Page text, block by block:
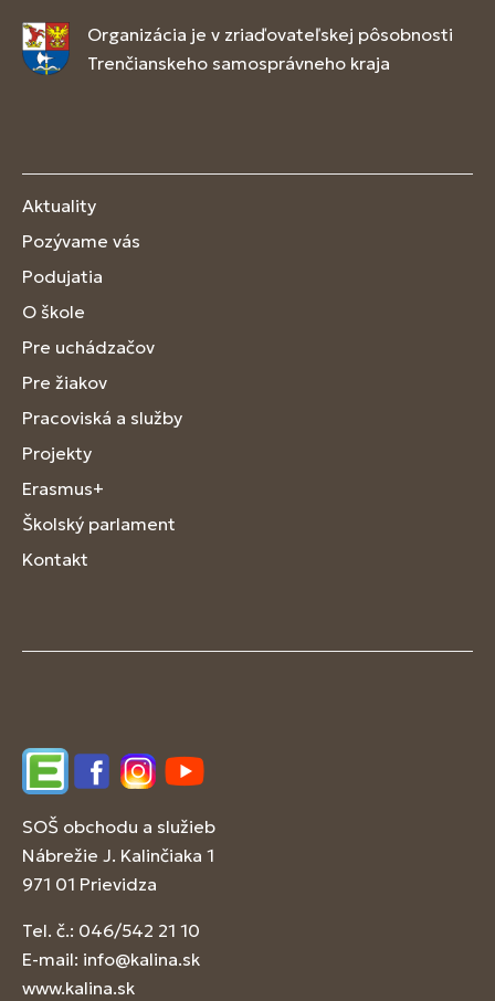
Organizácia je v zriaďovateľskej pôsobnosti
Trenčianskeho samosprávneho kraja
Aktuality
Pozývame vás
Podujatia
O škole
Pre uchádzačov
Pre žiakov
Pracoviská a služby
Projekty
Erasmus+
Školský parlament
Kontakt
EdupageFacebookInstagram
YouTube
SOŠ obchodu a služieb
Nábrežie J. Kalinčiaka 1
971 01 Prievidza
Tel. č.: 046/542 21 10
E-mail: info@kalina.sk
www.kalina.sk